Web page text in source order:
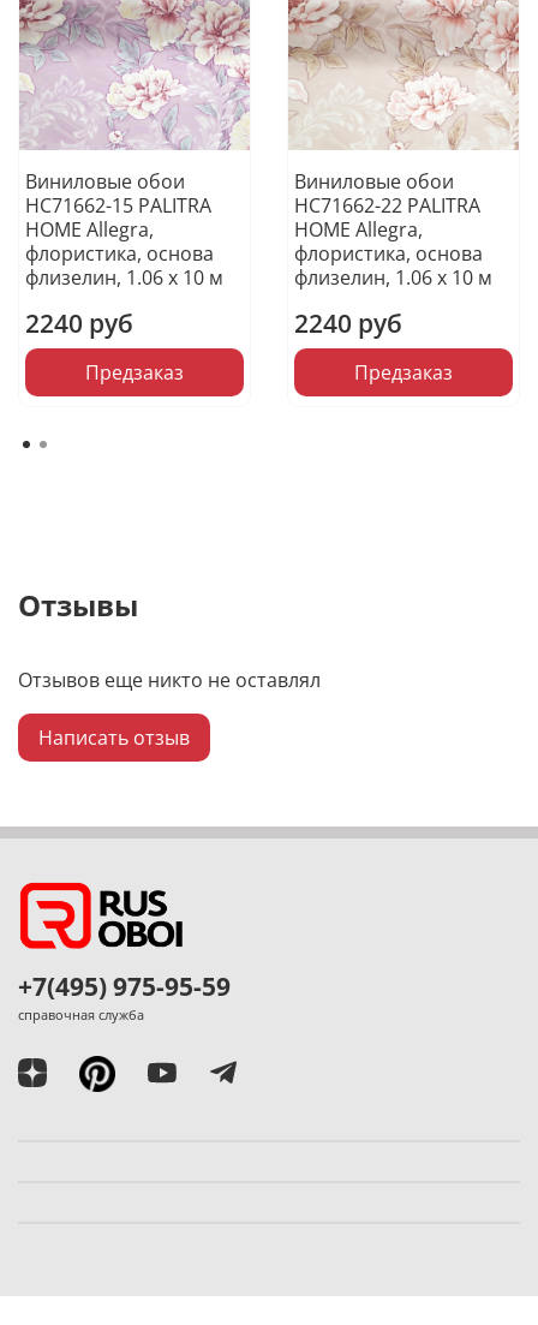
Виниловые обои
HC71662-15 PALITRA
HOME Allegra,
флористика, основа
флизелин, 1.06 х 10 м
2240 руб
Предзаказ
Виниловые обои
HC71662-22 PALITRA
HOME Allegra,
флористика, основа
флизелин, 1.06 х 10 м
2240 руб
Предзаказ
Отзывы
Отзывов еще никто не оставлял
Написать отзыв
+7(495) 975-95-59
справочная служба